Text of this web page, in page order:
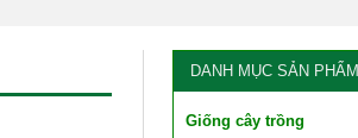
DANH MỤC SẢN PHẨM
Giống cây trồng